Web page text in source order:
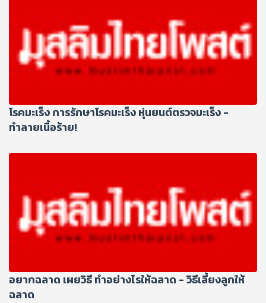
โรคมะเร็ง การรักษาโรคมะเร็ง หุ่นยนต์ตรวจมะเร็ง -
ทำลายเนื้อร้าย!
อยากฉลาด เผยวิธี ทำอย่างไรให้ฉลาด - วิธีเลี้ยงลูกให้
ฉลาด